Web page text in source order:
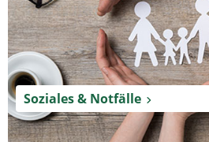
Soziales & Notfälle